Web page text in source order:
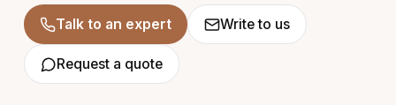
Talk to an expert Write to us
Request a quote